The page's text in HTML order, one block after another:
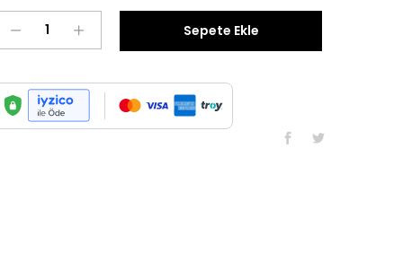
Jade
Sepete Ekle